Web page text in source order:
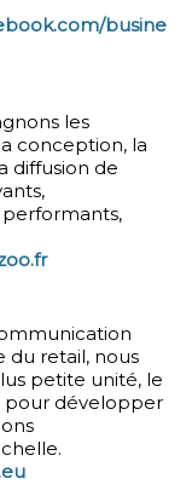
busine
les
conception, la
diffusion de
retail, nous
petite unité, le
pour développer